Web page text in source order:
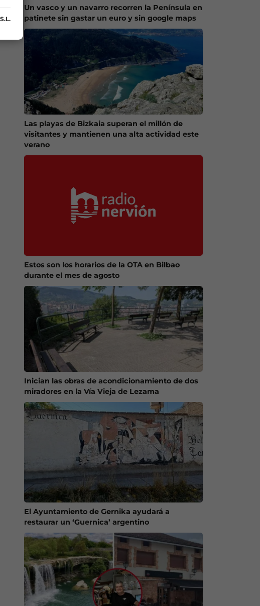
Un vasco y un navarro recorren la Península en
patinete sin gastar un euro y sin google maps
Las playas de Bizkaia superan el millón de
visitantes y mantienen una alta actividad este
verano
Estos son los horarios de la OTA en Bilbao
durante el mes de agosto
Inician las obras de acondicionamiento de dos
miradores en la Vía Vieja de Lezama
El Ayuntamiento de Gernika ayudará a
restaurar un ‘Guernica’ argentino